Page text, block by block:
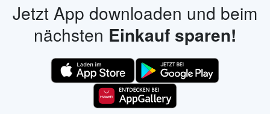
Jetzt App downloaden und beim
nächsten Einkauf sparen!